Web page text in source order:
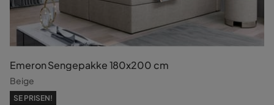
Emeron Sengepakke 180x200 cm
Beige
SE PRISEN!